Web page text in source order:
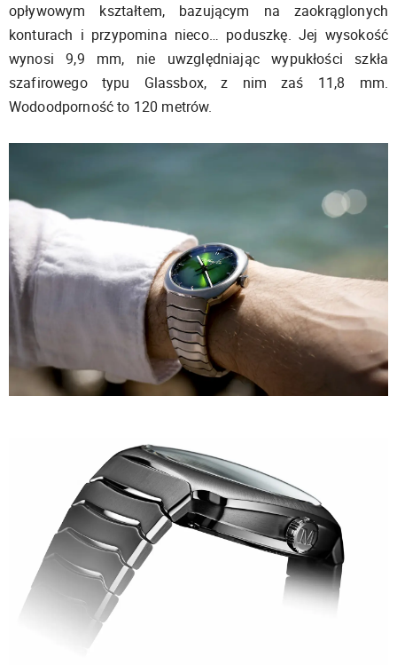
opływowym kształtem, bazującym na zaokrąglonych
konturach i przypomina nieco… poduszkę. Jej wysokość
wynosi 9,9 mm, nie uwzględniając wypukłości szkła
szafirowego typu Glassbox, z nim zaś 11,8 mm.
Wodoodporność to 120 metrów.